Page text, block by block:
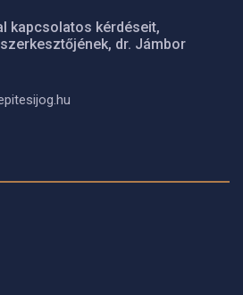
kapcsolatos kérdéseit,
dr. Jámbor